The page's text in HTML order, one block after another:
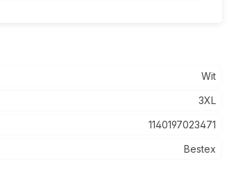
Wit
3XL
1140197023471
Bestex